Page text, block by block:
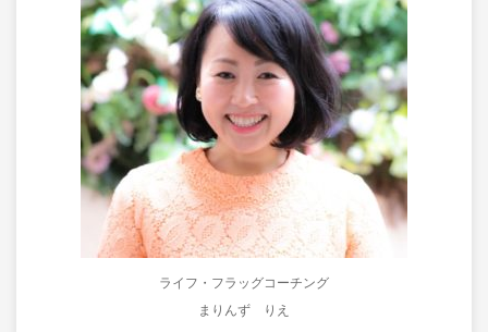
ライフ・フラッグコーチング
まりんず りえ